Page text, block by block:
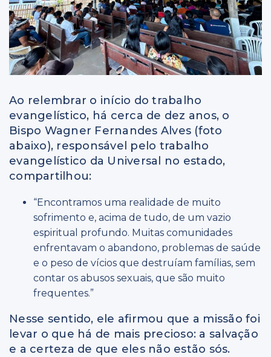
Ao relembrar o início do trabalho
evangelístico, há cerca de dez anos, o
Bispo Wagner Fernandes Alves (foto
abaixo), responsável pelo trabalho
evangelístico da Universal no estado,
compartilhou:
“Encontramos uma realidade de muito
sofrimento e, acima de tudo, de um vazio
espiritual profundo. Muitas comunidades
enfrentavam o abandono, problemas de saúde
e o peso de vícios que destruíam famílias, sem
contar os abusos sexuais, que são muito
frequentes.”
Nesse sentido, ele afirmou que a missão foi
levar o que há de mais precioso: a salvação
e a certeza de que eles não estão sós.